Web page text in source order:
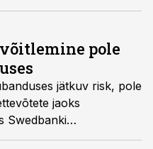
neid pidevalt
pole
jätkuv risk, pole
jaoks
Swedbanki